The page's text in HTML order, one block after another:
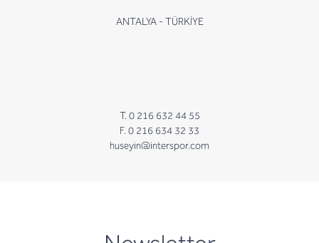
ANTALYA - TÜRKİYE
T. 0 216 632 44 55
F. 0 216 634 32 33
huseyin@interspor.com
newsletter